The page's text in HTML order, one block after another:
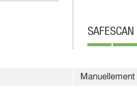
SAFESCAN
Manuellement